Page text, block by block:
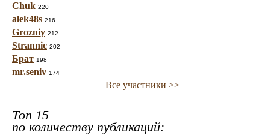
Chuk 220
alek48s 216
Grozniy 212
Strannic 202
Брат 198
mr.seniv 174
Все участники >>
Топ 15
по количеству публикаций: